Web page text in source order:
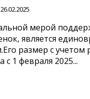
26.02.2025
мерой
является
размер с учетом
1 февраля 2025...